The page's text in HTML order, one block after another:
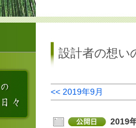
設計者の想い
<< 2019年9月
2019